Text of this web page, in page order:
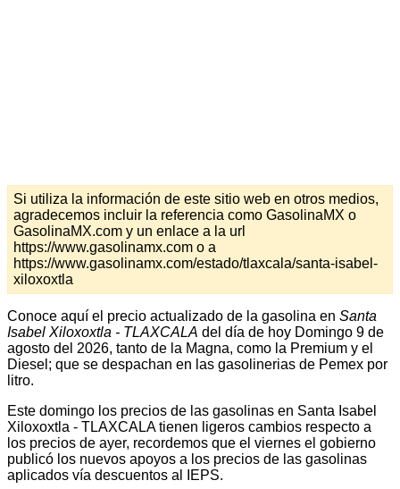
Si utiliza la información de este sitio web en otros medios,
agradecemos incluir la referencia como GasolinaMX o
GasolinaMX.com y un enlace a la url
https://www.gasolinamx.com o a
https://www.gasolinamx.com/estado/tlaxcala/santa-isabel-
xiloxoxtla
Conoce aquí el precio actualizado de la gasolina en Santa
Isabel Xiloxoxtla - TLAXCALA del día de hoy Domingo 9 de
agosto del 2026, tanto de la Magna, como la Premium y el
Diesel; que se despachan en las gasolinerias de Pemex por
litro.
Este domingo los precios de las gasolinas en Santa Isabel
Xiloxoxtla - TLAXCALA tienen ligeros cambios respecto a
los precios de ayer, recordemos que el viernes el gobierno
publicó los nuevos apoyos a los precios de las gasolinas
aplicados vía descuentos al IEPS.